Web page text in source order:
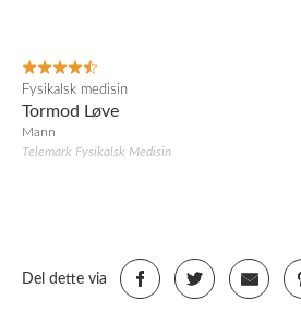
Fysikalsk medisin
Tormod Løve
Mann
Telemark Fysikalsk Medisin
Del dette via